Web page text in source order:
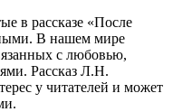
в рассказе «После
В нашем мире
с любовью,
Рассказ Л.Н.
у читателей и может